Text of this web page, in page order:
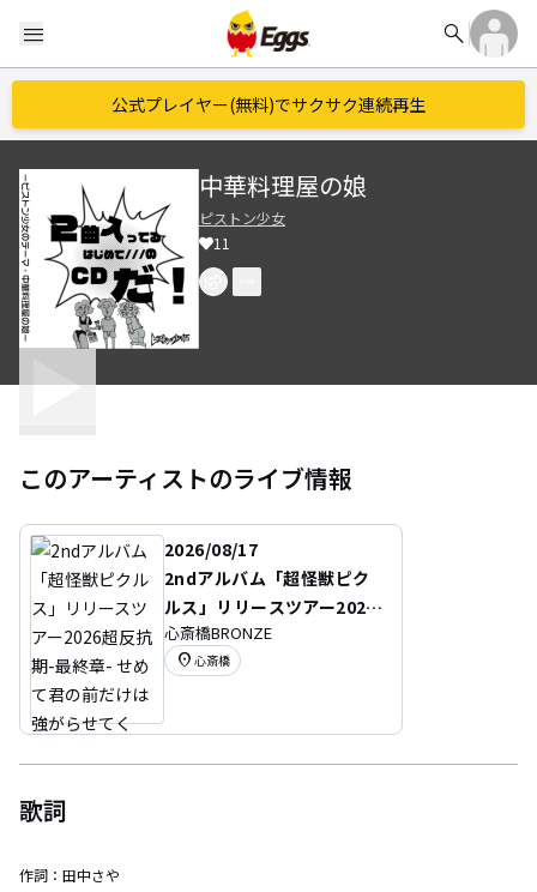
menu search
公式プレイヤー(無料)でサクサク連続再生
中華料理屋の娘
ピストン少女
11
このアーティストのライブ情報
2026/08/17
2ndアルバム「超怪獣ピク
ルス」リリースツアー2026
超反抗期-最終章- せめて君
の前だけは強がらせてく
心斎橋BRONZE
location_on 心斎橋
歌詞
作詞： 田中さや